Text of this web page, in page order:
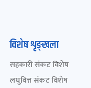
विशेष शृङ्खला
सहकारी संकट विशेष
लघुवित्त संकट विशेष